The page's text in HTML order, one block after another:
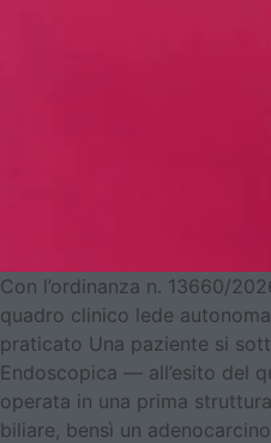
Con l’ordinanza n. 13660/
quadro clinico lede
praticato Una paziente si
Endoscopica — all’esito del
operata in una prima
biliare, bensì un